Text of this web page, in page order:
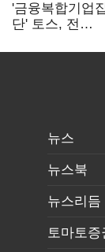
'금융복합기업
단' 토스, 전
표준화
뉴스
뉴스북
뉴스리듬
토마토